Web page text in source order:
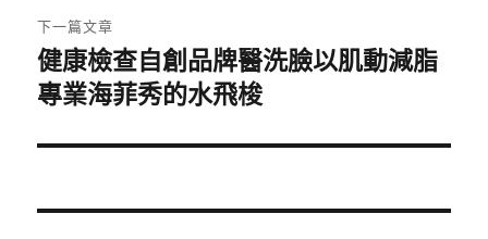
章:
下一篇文章
下
一
文
健康檢查自創品牌醫洗臉以肌動減脂
專業海菲秀的水飛梭